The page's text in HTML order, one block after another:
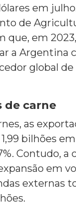
em
de
que, em
a Argentina
global de
de carne
as
bilhões
Contudo, a
em
externas